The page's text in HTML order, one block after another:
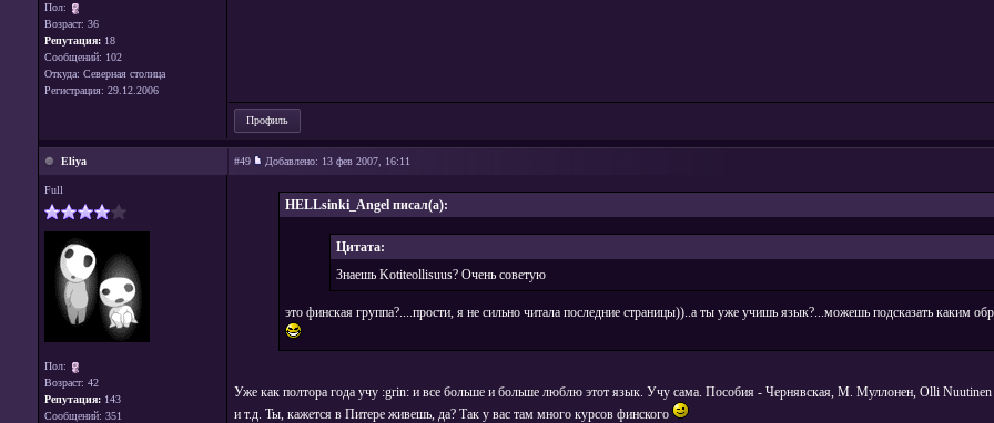
Пол:
Возраст: 36
Репутация: 18
Сообщений: 102
Откуда: Северная столица
Регистрация: 29.12.2006
Профиль
Eliya
Full
Пол:
Возраст: 42
Репутация: 143
Сообщений: 351
#49 Добавлено: 13 фев 2007, 16:11
HELLsinki_Angel писал(а):
Цитата:
Знаешь Kotiteollisuus? Очень советую
это финская группа?....прости, я не сильно читала последние страницы))..а ты уже учишь язык?...можешь подсказать каким
Уже как полтора года учу :grin: и все больше и больше люблю этот язык. Учу сама. Пособия - Чернявская, М. Муллонен, Olli Nuutinen
и т.д. Ты, кажется в Питере живешь, да? Так у вас там много курсов финского